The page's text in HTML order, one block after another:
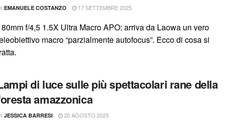
EMANUELE COSTANZO 17 SETTEMBRE 2025
f/4,5 1.5X Ultra Macro APO: arriva da Laowa un vero
macro “parzialmente autofocus”. Ecco di cosa si
di luce sulle più spettacolari rane della
amazzonica
JESSICA BARRESI 20 AGOSTO 2025